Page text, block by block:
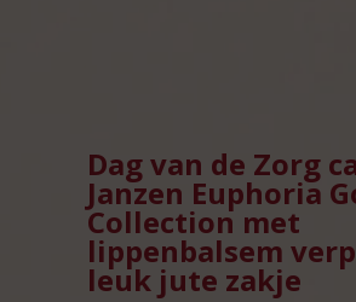
Dag van de Zorg
Janzen Euphoria
Collection met
lippenbalsem
leuk jute zakje